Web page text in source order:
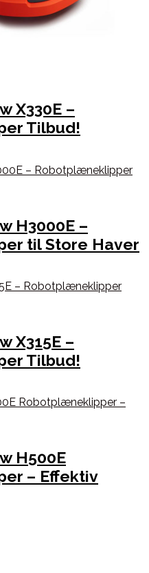
X330E –
Tilbud!
H3000E –
til Store Haver
X315E –
Tilbud!
H500E
– Effektiv